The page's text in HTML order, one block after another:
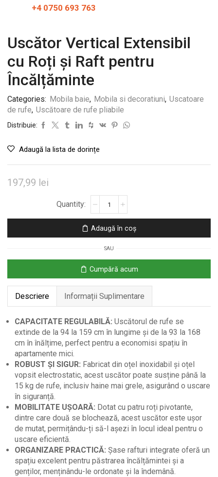
+4 0750 693 763
Uscător Vertical Extensibil
cu Roți și Raft pentru
Încălțăminte
Categories: Mobila baie, Mobila si decoratiuni, Uscatoare
de rufe, Uscătoare de rufe pliabile
Distribuie:
Adaugă la lista de dorințe
197,99 lei
Vertical
Extensibil
și
Raft
pentru
Încălțăminte
Adaugă în coș
SAU
Cumpără acum
Descriere Informații Suplimentare
CAPACITATE REGULABILĂ: Uscătorul de rufe se
extinde de la 94 la 159 cm în lungime și de la 93 la 168
cm în înălțime, perfect pentru a economisi spațiu în
apartamente mici.
ROBUST ȘI SIGUR: Fabricat din oțel inoxidabil și oțel
vopsit electrostatic, acest uscător poate susține până la
15 kg de rufe, inclusiv haine mai grele, asigurând o uscare
în siguranță.
MOBILITATE UȘOARĂ: Dotat cu patru roți pivotante,
dintre care două se blochează, acest uscător este ușor
de mutat, permițându-ți să-l așezi în locul ideal pentru o
uscare eficientă.
ORGANIZARE PRACTICĂ: Șase rafturi integrate oferă un
spațiu excelent pentru păstrarea încălțămintei și a
genților, menținându-le ordonate și la îndemână.